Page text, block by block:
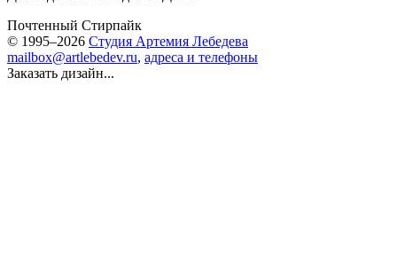
Почтенный Стирпайк
© 1995–2026 Студия Артемия Лебедева
mailbox@artlebedev.ru, адреса и телефоны
Заказать дизайн...